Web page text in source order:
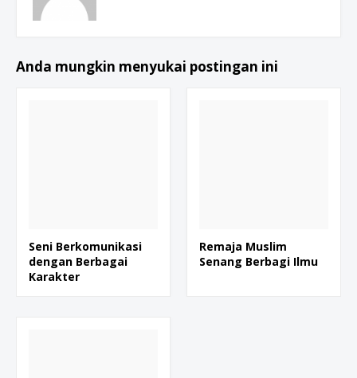
Anda mungkin menyukai postingan ini
Seni Berkomunikasi
dengan Berbagai
Karakter
Remaja Muslim
Senang Berbagi Ilmu